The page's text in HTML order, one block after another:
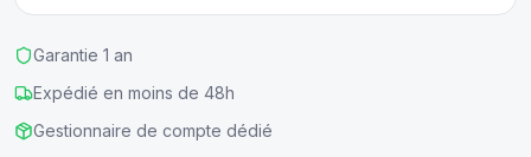
Garantie 1 an
Expédié en moins de 48h
Gestionnaire de compte dédié